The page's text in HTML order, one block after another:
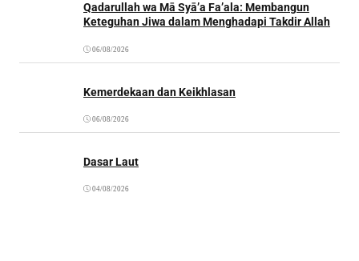
Qadarullah wa Mā Syā’a Fa’ala: Membangun
Keteguhan Jiwa dalam Menghadapi Takdir Allah
06/08/2026
Kemerdekaan dan Keikhlasan
06/08/2026
Dasar Laut
04/08/2026